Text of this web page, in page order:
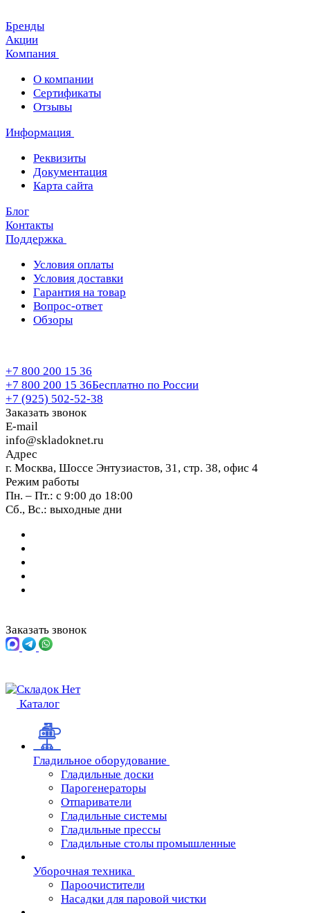
Бренды
Акции
Компания
О компании
Сертификаты
Отзывы
Информация
Реквизиты
Документация
Карта сайта
Блог
Контакты
Поддержка
Условия оплаты
Условия доставки
Гарантия на товар
Вопрос-ответ
Обзоры
+7 800 200 15 36
+7 800 200 15 36Бесплатно по России
+7 (925) 502-52-38
Заказать звонок
E-mail
info@skladoknet.ru
Адрес
г. Москва, Шоссе Энтузиастов, 31, стр. 38, офис 4
Режим работы
Пн. – Пт.: с 9:00 до 18:00
Сб., Вс.: выходные дни
Заказать звонок
Каталог
Гладильное оборудование
Гладильные доски
Парогенераторы
Отпариватели
Гладильные системы
Гладильные прессы
Гладильные столы промышленные
Уборочная техника
Пароочистители
Насадки для паровой чистки